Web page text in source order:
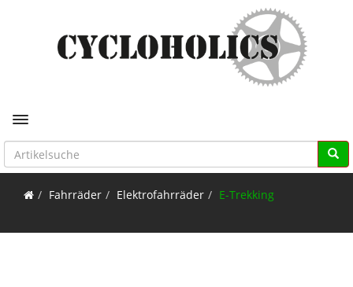
Toggle navigation
Fahrräder Elektrofahrräder E-Trekking